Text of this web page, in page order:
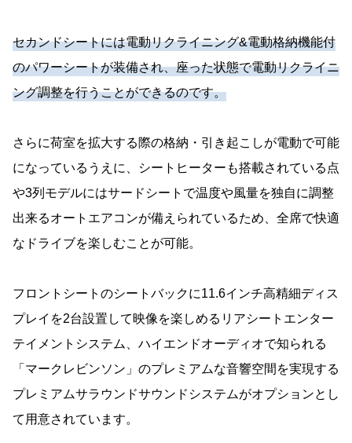
セカンドシートには電動リクライニング&電動格納機能付
のパワーシートが装備され、座った状態で電動リクライニ
ング調整を行うことができるのです。
さらに荷室を拡大する際の格納・引き起こしが電動で可能
になっているうえに、シートヒーターも搭載されている点
や3列モデルにはサードシートで温度や風量を独自に調整
出来るオートエアコンが備えられているため、全席で快適
なドライブを楽しむことが可能。
フロントシートのシートバックに11.6インチ高精細ディス
プレイを2台設置して映像を楽しめるリアシートエンター
テイメントシステム、ハイエンドオーディオで知られる
「マークレビンソン」のプレミアムな音響空間を実現する
プレミアムサラウンドサウンドシステムがオプションとし
て用意されています。